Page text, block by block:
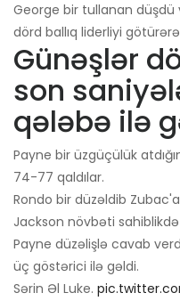
George bir tullanan
dörd ballıq liderliyi
Günəşlər
son
qələbə ilə
Payne bir üzgüçülük
74-77 qaldılar.
Rondo bir düzəldib
Jackson növbəti sahiblikdə
Payne düzəlişlə cavab
üç göstərici ilə gəldi.
Sərin Əl Luke.